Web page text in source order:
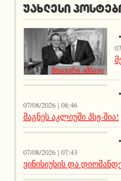
ᲣᲐᲮᲚᲔᲡᲘ
მთავარი ამბავი
სიახლეები
07/08/2026 | 08:46
მაგნეს აკლიუში პსჟ-შია!
მთავარი ამბავი
07/08/2026 | 07:43
ვინისიუსის და
სიახლეები